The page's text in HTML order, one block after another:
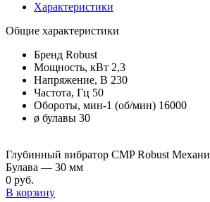
Характеристики
Общие характеристики
Бренд Robust
Мощность, кВт 2,3
Напряжение, В 230
Частота, Гц 50
Обороты, мин-1 (об/мин) 16000
ø булавы 30
Глубинный вибратор CMP Robust
Булава — 30 мм
0 руб.
В корзину